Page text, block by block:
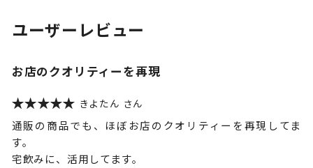
ユーザーレビュー
お店のクオリティーを再現
きよたん
通販の商品でも、ほぼお店のクオリティーを再現してま
す。
宅飲みに、活用してます。